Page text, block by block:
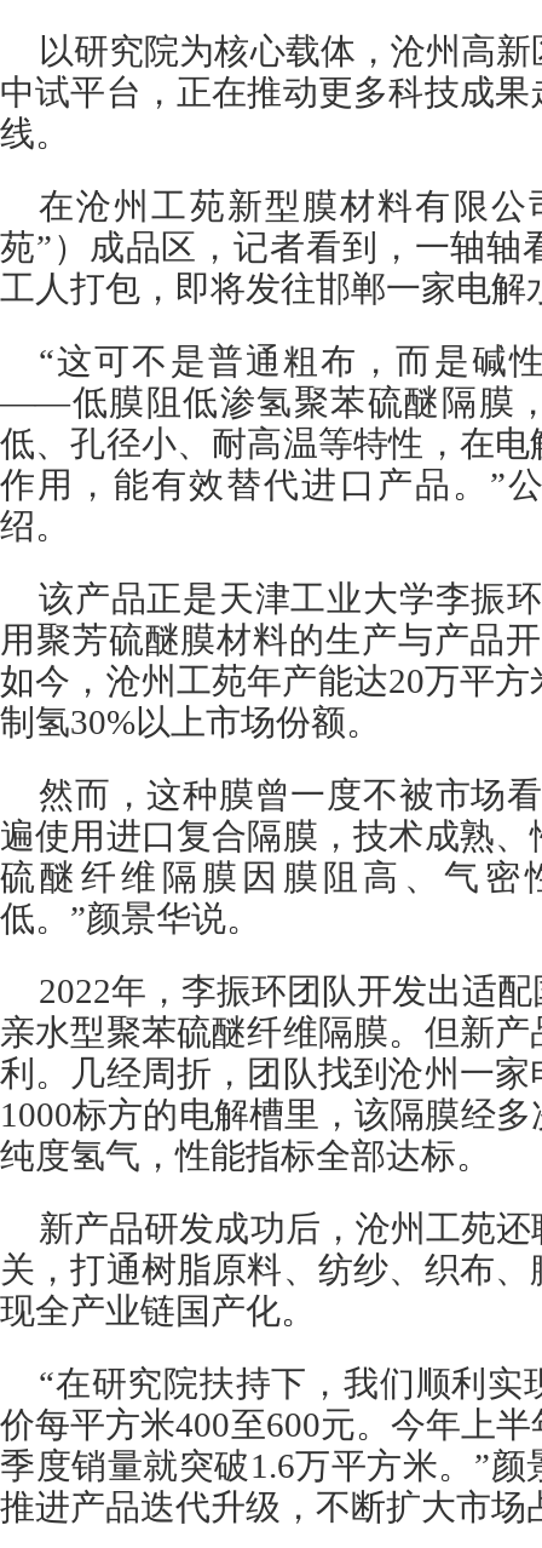
以研究院为核心载体，沧州高
中试平台，正在推动更多科技成
线。
在沧州工苑新型膜材料有限公
苑”）成品区，记者看到，一轴轴
工人打包，即将发往邯郸一家电解
“这可不是普通粗布，而是碱
——低膜阻低渗氢聚苯硫醚隔膜
低、孔径小、耐高温等特性，在
作用，能有效替代进口产品。”
绍。
该产品正是天津工业大学李振
用聚芳硫醚膜材料的生产与产品
如今，沧州工苑年产能达20万平
制氢30%以上市场份额。
然而，这种膜曾一度不被市场
遍使用进口复合隔膜，技术成熟
硫醚纤维隔膜因膜阻高、气密
低。”颜景华说。
2022年，李振环团队开发出适
亲水型聚苯硫醚纤维隔膜。但新
利。几经周折，团队找到沧州一
1000标方的电解槽里，该隔膜经
纯度氢气，性能指标全部达标。
新产品研发成功后，沧州工苑
关，打通树脂原料、纺纱、织布
现全产业链国产化。
“在研究院扶持下，我们顺利实
价每平方米400至600元。今年上
季度销量就突破1.6万平方米。”
推进产品迭代升级，不断扩大市场